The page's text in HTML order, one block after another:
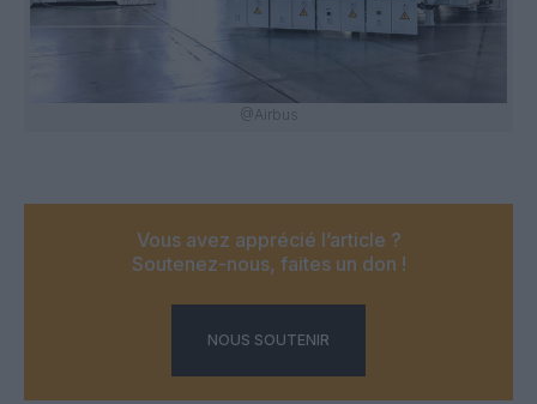
@Airbus
Vous avez apprécié l’article ?
Soutenez-nous, faites un don !
NOUS SOUTENIR